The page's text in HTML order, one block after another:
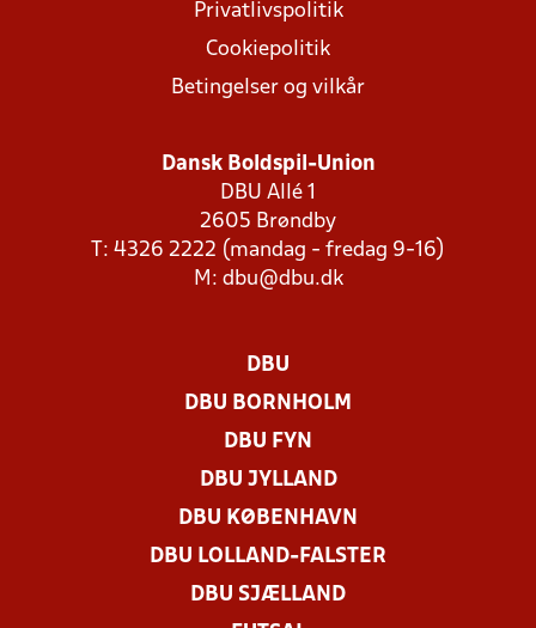
Privatlivspolitik
Cookiepolitik
Betingelser og vilkår
Dansk Boldspil-Union
DBU Allé 1
2605 Brøndby
T: 4326 2222 (mandag - fredag 9-16)
M: dbu@dbu.dk
DBU
DBU BORNHOLM
DBU FYN
DBU JYLLAND
DBU KØBENHAVN
DBU LOLLAND-FALSTER
DBU SJÆLLAND